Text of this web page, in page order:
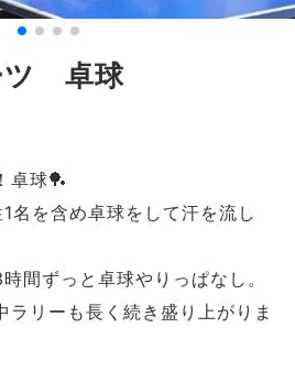
ツ 卓球
卓球🏓
名を含め卓球をして汗を流し
間ずっと卓球やりっぱなし。
ラリーも長く続き盛り上がりま